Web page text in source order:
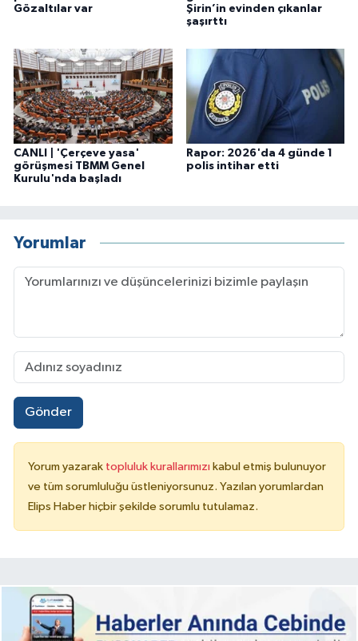
Gözaltılar var
Şirin’in evinden çıkanlar
şaşırttı
CANLI | 'Çerçeve yasa'
görüşmesi TBMM Genel
Kurulu'nda başladı
Rapor: 2026'da 4 günde 1
polis intihar etti
Yorumlar
Gönder
Yorum yazarak topluluk kurallarımızı kabul etmiş bulunuyor
ve tüm sorumluluğu üstleniyorsunuz. Yazılan yorumlardan
Elips Haber hiçbir şekilde sorumlu tutulamaz.